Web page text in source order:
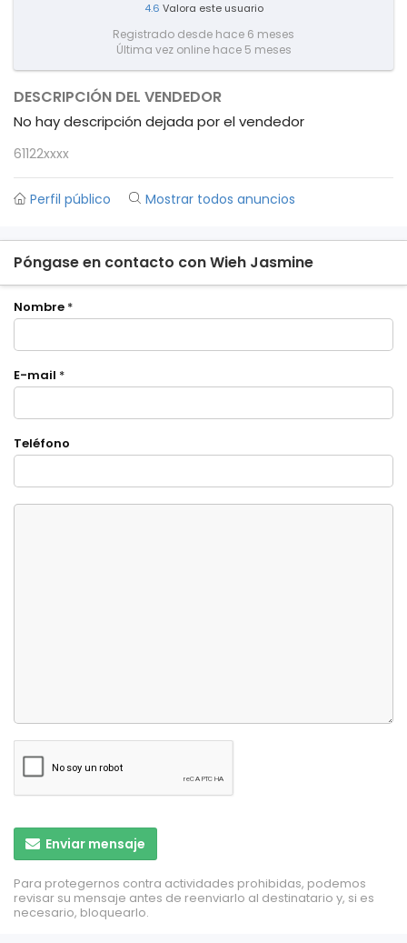
4.6 Valora este usuario
Registrado desde hace 6 meses
Última vez online hace 5 meses
DESCRIPCIÓN DEL VENDEDOR
No hay descripción dejada por el vendedor
61122xxxx
Perfil público Mostrar todos anuncios
Póngase en contacto con Wieh Jasmine
Nombre *
E-mail *
Teléfono
Enviar mensaje
Para protegernos contra actividades prohibidas, podemos
revisar su mensaje antes de reenviarlo al destinatario y, si es
necesario, bloquearlo.